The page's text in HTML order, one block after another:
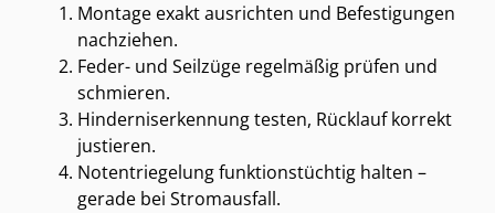
Montage exakt ausrichten und Befestigungen
nachziehen.
Feder- und Seilzüge regelmäßig prüfen und
schmieren.
Hinderniserkennung testen, Rücklauf korrekt
justieren.
Notentriegelung funktionstüchtig halten –
gerade bei Stromausfall.